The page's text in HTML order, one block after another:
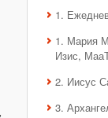
1.
1. Мария
Изис,
2. Иисус
3.